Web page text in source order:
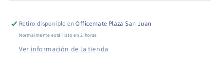
Retiro disponible enOfficemate Plaza San Juan
Normalmente está listo en 2 horas
Ver información de la tienda